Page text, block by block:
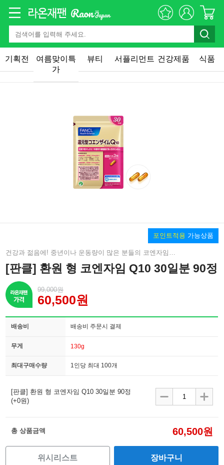
기획전
여름맞이특
가
뷰티 서플리먼트 건강제품 식품
포인트적용 가능상품
건강과 젊음에! 중년이나 운동량이 많은 분들의 코엔자임 Q10
[판클] 환원 형 코엔자임 Q10 30일분 90정
99,000원
60,500원
배송비 배송비 주문시 결제
무게 130g
최대구매수량 1인당 최대 100개
[판클] 환원 형 코엔자임 Q10 30일분 90정
(+0원)
총 상품금액 60,500원
위시리스트